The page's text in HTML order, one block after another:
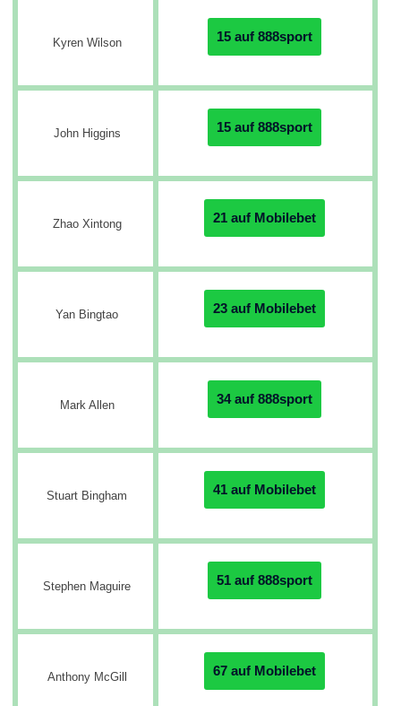
Kyren Wilson 15 auf 888sport
John Higgins 15 auf 888sport
Zhao Xintong 21 auf Mobilebet
Yan Bingtao 23 auf Mobilebet
Mark Allen 34 auf 888sport
Stuart Bingham 41 auf Mobilebet
Stephen Maguire 51 auf 888sport
Anthony McGill 67 auf Mobilebet